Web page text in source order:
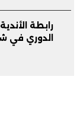
رابطة
الدوري في